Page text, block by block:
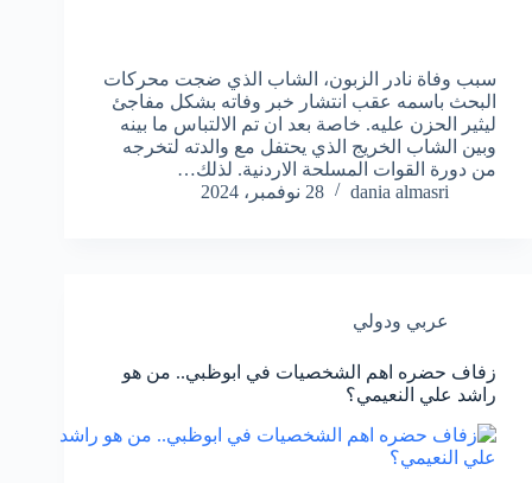
سبب وفاة نادر الزبون، الشاب الذي ضجت محركات
البحث باسمه عقب انتشار خبر وفاته بشكل مفاجئ
ليثير الحزن عليه. خاصة بعد ان تم الالتباس ما بينه
وبين الشاب الخريج الذي يحتفل مع والدته لتخرجه
من دورة القوات المسلحة الاردنية. لذلك…
dania almasri
28 نوفمبر، 2024
عربي ودولي
زفاف حضره اهم الشخصيات في ابوظبي.. من هو
راشد علي النعيمي؟